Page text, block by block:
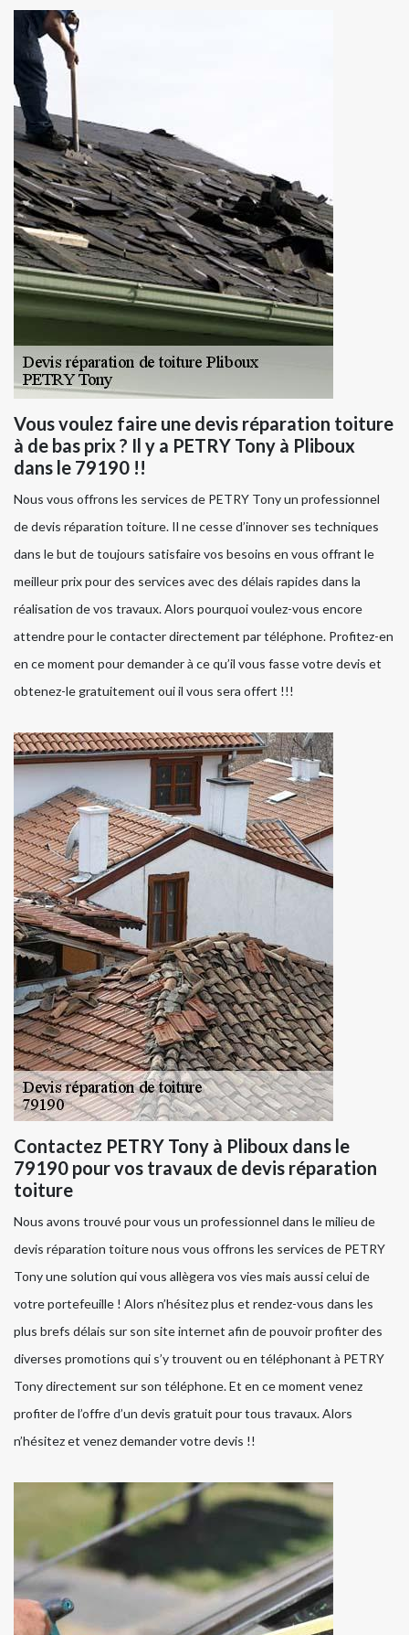
Vous voulez faire une devis réparation toiture
à de bas prix ? Il y a PETRY Tony à Pliboux
dans le 79190 !!
Nous vous offrons les services de PETRY Tony un professionnel
de devis réparation toiture. Il ne cesse d’innover ses techniques
dans le but de toujours satisfaire vos besoins en vous offrant le
meilleur prix pour des services avec des délais rapides dans la
réalisation de vos travaux. Alors pourquoi voulez-vous encore
attendre pour le contacter directement par téléphone. Profitez-en
en ce moment pour demander à ce qu’il vous fasse votre devis et
obtenez-le gratuitement oui il vous sera offert !!!
Contactez PETRY Tony à Pliboux dans le
79190 pour vos travaux de devis réparation
toiture
Nous avons trouvé pour vous un professionnel dans le milieu de
devis réparation toiture nous vous offrons les services de PETRY
Tony une solution qui vous allègera vos vies mais aussi celui de
votre portefeuille ! Alors n’hésitez plus et rendez-vous dans les
plus brefs délais sur son site internet afin de pouvoir profiter des
diverses promotions qui s’y trouvent ou en téléphonant à PETRY
Tony directement sur son téléphone. Et en ce moment venez
profiter de l’offre d’un devis gratuit pour tous travaux. Alors
n’hésitez et venez demander votre devis !!